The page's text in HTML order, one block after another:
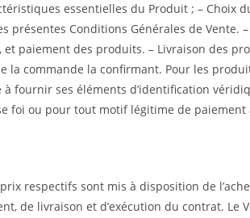
essentielles du Produit ; – Choix
Conditions Générales de Vente.
paiement des produits. – Livraison des
la commande la confirmant. Pour les
fournir ses éléments d’identification
foi ou pour tout motif légitime de paiement
respectifs sont mis à disposition de
de livraison et d’exécution du contrat. Le